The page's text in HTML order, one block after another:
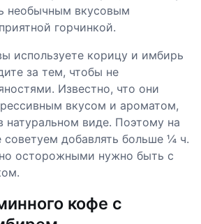
необычным вкусовым
горчинкой.
используете корицу и имбирь
за тем, чтобы не
Известно, что они
вкусом и ароматом,
натуральном виде. Поэтому на
добавлять больше ¼ ч.
осторожными нужно быть с
кофе с